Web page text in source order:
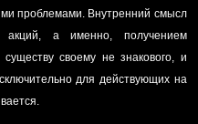
проблемами. Внутренний смысл
а именно, получением
своему не знакового, и
для действующих на